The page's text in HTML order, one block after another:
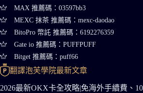
MAX 推薦碼：03597bb3
MEXC 抹茶 推薦碼：mexc-daodao
BitoPro 幣託 推薦碼：6192276359
Gate io 推薦碼：PUFFPUFF
Bitget 推薦碼：puff66
翻譯泡芙學院最新文章
2026最新OKX卡全攻略|免海外手續費、